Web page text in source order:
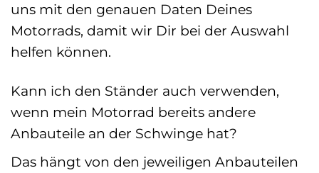
uns mit den genauen Daten Deines
Motorrads, damit wir Dir bei der Auswahl
helfen können.
Kann ich den Ständer auch verwenden,
wenn mein Motorrad bereits andere
Anbauteile an der Schwinge hat?
Das hängt von den jeweiligen Anbauteilen